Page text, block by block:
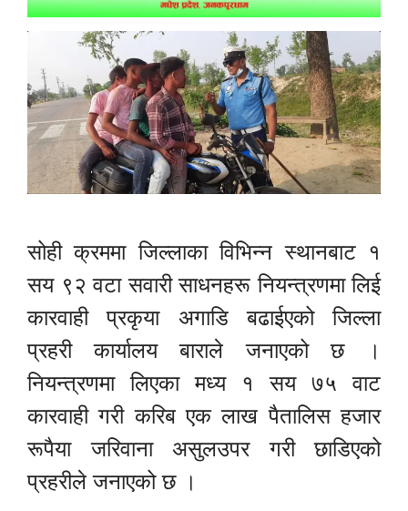
सोही क्रममा जिल्लाका विभिन्न स्थानबाट १
सय ९२ वटा सवारी साधनहरू नियन्त्रणमा लिई
कारवाही प्रकृया अगाडि बढाईएको जिल्ला
प्रहरी कार्यालय बाराले जनाएको छ ।
नियन्त्रणमा लिएका मध्य १ सय ७५ वाट
कारवाही गरी करिब एक लाख पैतालिस हजार
रूपैया जरिवाना असुलउपर गरी छाडिएको
प्रहरीले जनाएको छ ।